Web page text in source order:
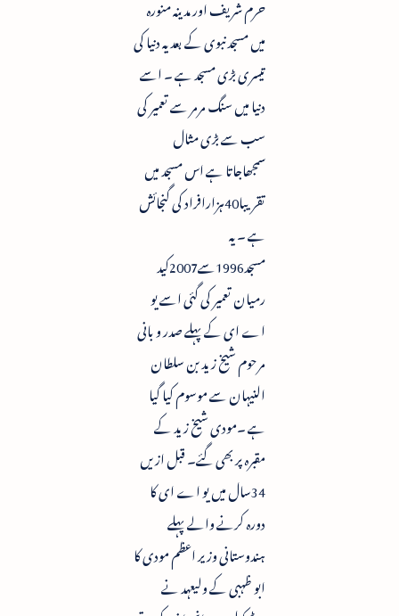
حرم شریف اور مدینہ منورہ
میں مسجد نبوی کے بعد یہ دنیا کی
تیسری بڑی مسجد ہے ۔ اسے
دنیا میں سنگ مرمر سے تعمیر کی
سب سے بڑی مثال
سمجھاجاتا ہے اس مسجد میں
تقریبا40ہزارافراد کی گنجائش
ہے ۔ یہ
مسجد1996سے2007کید
رمیان تعمیر کی گئی اسے یو
اے ای کے پہلے صدر و بانی
مرحوم شیخ زید بن سلطان
النیہان سے موسوم کیا گیا
ہے ۔مودی شیخ زید کے
مقبرہ پر بھی گئے۔ قبل ازیں
34سال میں یو اے ای کا
دورہ کرنے والے پہلے
ہندوستانی وزیر اعظم مودی کا
ابو ظہبی کے ولیعہد نے